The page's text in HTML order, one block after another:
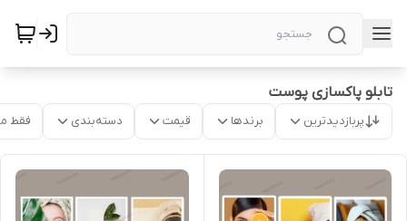
تابلو پاکسازی پوست
پربازدیدترین برندها قیمت دسته‌بندی فقط